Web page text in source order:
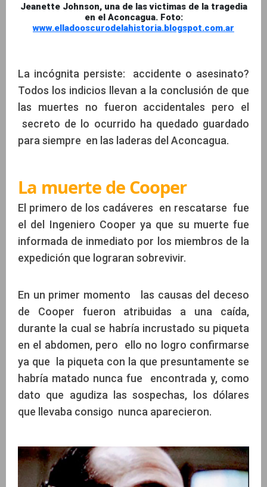
Jeanette Johnson, una de las victimas de la tragedia
en el Aconcagua. Foto:
www.elladooscurodelahistoria.blogspot.com.ar
La incógnita persiste: accidente o asesinato?
Todos los indicios llevan a la conclusión de que
las muertes no fueron accidentales pero el
secreto de lo ocurrido ha quedado guardado
para siempre en las laderas del Aconcagua.
La muerte de Cooper
El primero de los cadáveres en rescatarse fue
el del Ingeniero Cooper ya que su muerte fue
informada de inmediato por los miembros de la
expedición que lograran sobrevivir.
En un primer momento las causas del deceso
de Cooper fueron atribuidas a una caída,
durante la cual se habría incrustado su piqueta
en el abdomen, pero ello no logro confirmarse
ya que la piqueta con la que presuntamente se
habría matado nunca fue encontrada y, como
dato que agudiza las sospechas, los dólares
que llevaba consigo nunca aparecieron.